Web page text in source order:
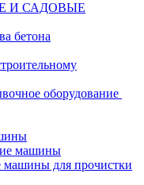
И САДОВЫЕ
бетона
оборудование
машины
машины для прочистки